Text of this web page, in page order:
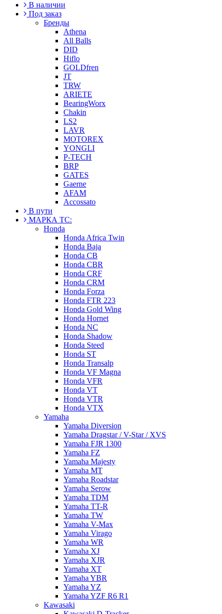
В наличии
Под заказ
Бренды
Athena
All Balls
DID
Hiflo
GOLDfren
JT
TRW
ARIETE
BearingWorx
Chakin
LS2
LAVR
MOTOREX
YONGLI
P-TECH
BRP
GATES
Gaerne
AFAM
Accossato
В пути
МАРКА ТС:
Honda
Honda Africa Twin
Honda Baja
Honda CB
Honda CBR
Honda CRF
Honda CRM
Honda Forza
Honda FTR 223
Honda Gold Wing
Honda Hornet
Honda NC
Honda Shadow
Honda Steed
Honda ST
Honda Transalp
Honda VF Magna
Honda VFR
Honda VT
Honda VTR
Honda VTX
Yamaha
Yamaha Diversion
Yamaha Dragstar / V-Star / XVS
Yamaha FJR 1300
Yamaha FZ
Yamaha Majesty
Yamaha MT
Yamaha Roadstar
Yamaha Serow
Yamaha TDM
Yamaha TT-R
Yamaha TW
Yamaha V-Max
Yamaha Virago
Yamaha WR
Yamaha XJ
Yamaha XJR
Yamaha XT
Yamaha YBR
Yamaha YZ
Yamaha YZF R6 R1
Kawasaki